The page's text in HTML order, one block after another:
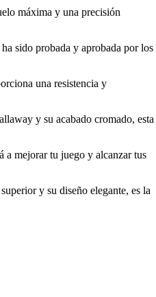
máxima y una precisión
sido probada y aprobada por los
una resistencia y
y su acabado cromado, esta
a mejorar tu juego y alcanzar tus
y su diseño elegante, es la